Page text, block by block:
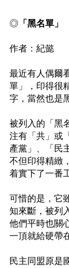
◎ 「黑名單」
作者：紀懿
最近有人偶爾
單」，印得很
字，當然也是
被列入的「黑
注有「共」或
產黨」、「民
不但印得精緻
着實下了一番
可惜的是，它
知來斷，被列
他們平時也關
一頂就給硬帶
民主同盟原是